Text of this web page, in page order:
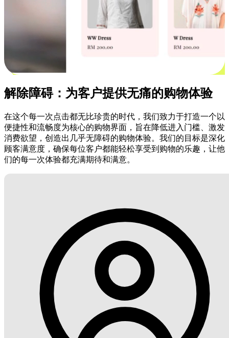
解除障碍：为客户提供无痛的购物体验
在这个每一次点击都无比珍贵的时代，我们致力于打造一个以
便捷性和流畅度为核心的购物界面，旨在降低进入门槛、激发
消费欲望，创造出几乎无障碍的购物体验。我们的目标是深化
顾客满意度，确保每位客户都能轻松享受到购物的乐趣，让他
们的每一次体验都充满期待和满意。